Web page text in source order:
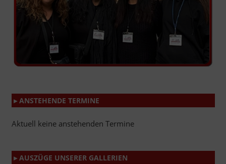
▸ ANSTEHENDE TERMINE
Aktuell keine anstehenden Termine
▸ AUSZÜGE UNSERER GALLERIEN